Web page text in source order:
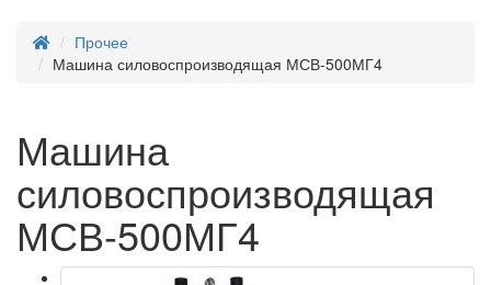
Прочее
Машина силовоспроизводящая МСВ-500МГ4
Машина
силовоспроизводящая
МСВ-500МГ4